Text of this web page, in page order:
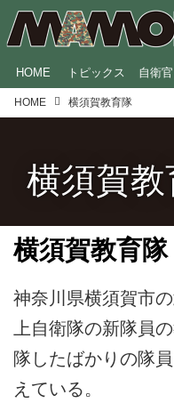
HOME トピックス 自衛官
HOME 横須賀教育隊
横須賀教
横須賀教育隊
神奈川県横須賀市
上自衛隊の新隊員
隊したばかりの隊
えている。